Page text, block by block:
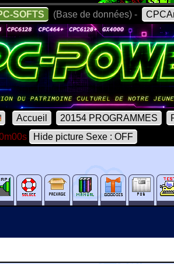
SOFTS (Base de données) -
Accueil 20154 PROGRAMMES
Hide picture Sexe : OFF